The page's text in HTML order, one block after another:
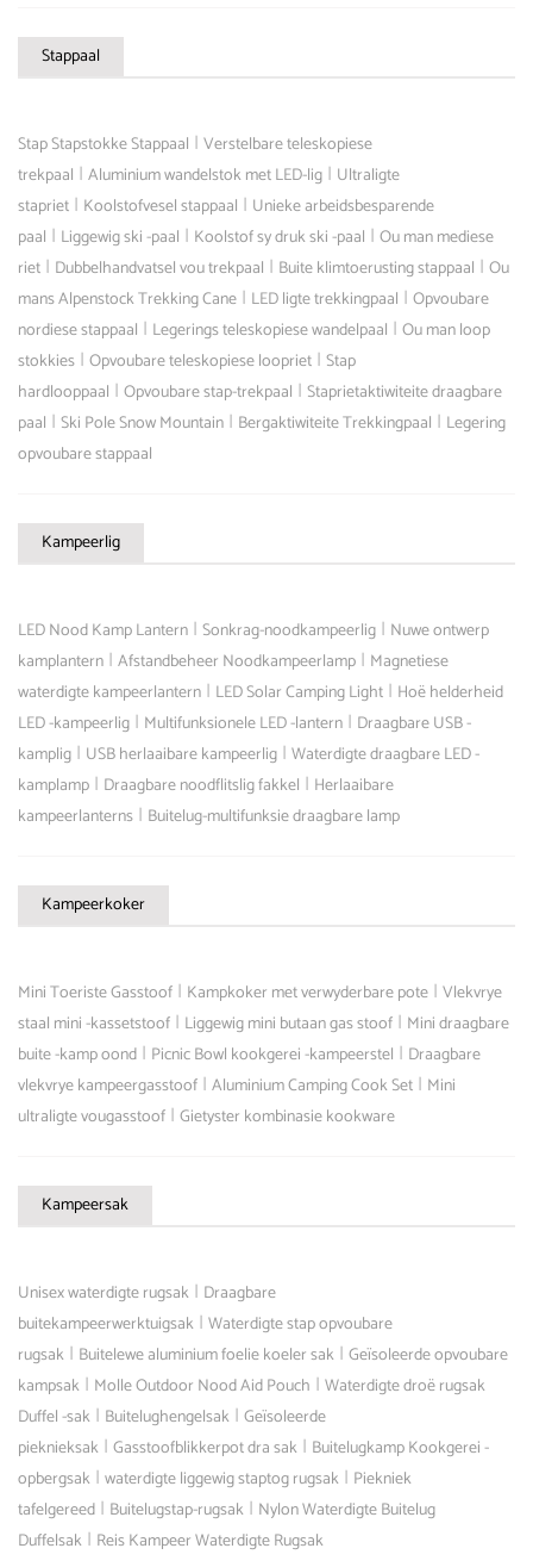
Stappaal
Stap Stapstokke Stappaal | Verstelbare teleskopiese
trekpaal | Aluminium wandelstok met LED-lig | Ultraligte
stapriet | Koolstofvesel stappaal | Unieke arbeidsbesparende
paal | Liggewig ski -paal | Koolstof sy druk ski -paal | Ou man mediese
riet | Dubbelhandvatsel vou trekpaal | Buite klimtoerusting stappaal | Ou
mans Alpenstock Trekking Cane | LED ligte trekkingpaal | Opvoubare
nordiese stappaal | Legerings teleskopiese wandelpaal | Ou man loop
stokkies | Opvoubare teleskopiese loopriet | Stap
hardlooppaal | Opvoubare stap-trekpaal | Staprietaktiwiteite draagbare
paal | Ski Pole Snow Mountain | Bergaktiwiteite Trekkingpaal | Legering
opvoubare stappaal
Kampeerlig
LED Nood Kamp Lantern | Sonkrag-noodkampeerlig | Nuwe ontwerp
kamplantern | Afstandbeheer Noodkampeerlamp | Magnetiese
waterdigte kampeerlantern | LED Solar Camping Light | Hoë helderheid
LED -kampeerlig | Multifunksionele LED -lantern | Draagbare USB -
kamplig | USB herlaaibare kampeerlig | Waterdigte draagbare LED -
kamplamp | Draagbare noodflitslig fakkel | Herlaaibare
kampeerlanterns | Buitelug-multifunksie draagbare lamp
Kampeerkoker
Mini Toeriste Gasstoof | Kampkoker met verwyderbare pote | Vlekvrye
staal mini -kassetstoof | Liggewig mini butaan gas stoof | Mini draagbare
buite -kamp oond | Picnic Bowl kookgerei -kampeerstel | Draagbare
vlekvrye kampeergasstoof | Aluminium Camping Cook Set | Mini
ultraligte vougasstoof | Gietyster kombinasie kookware
Kampeersak
Unisex waterdigte rugsak | Draagbare
buitekampeerwerktuigsak | Waterdigte stap opvoubare
rugsak | Buitelewe aluminium foelie koeler sak | Geïsoleerde opvoubare
kampsak | Molle Outdoor Nood Aid Pouch | Waterdigte droë rugsak
Duffel -sak | Buitelughengelsak | Geïsoleerde
pieknieksak | Gasstoofblikkerpot dra sak | Buitelugkamp Kookgerei -
opbergsak | waterdigte liggewig staptog rugsak | Piekniek
tafelgereed | Buitelugstap-rugsak | Nylon Waterdigte Buitelug
Duffelsak | Reis Kampeer Waterdigte Rugsak